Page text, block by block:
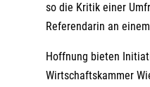
so die Kritik einer
Referendarin an
Hoffnung bieten
Wirtschaftskammer